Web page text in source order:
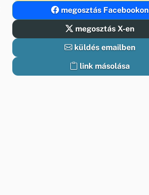
megosztás Facebookon
megosztás X-en
küldés emailben
link másolása